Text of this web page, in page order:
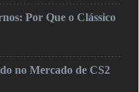
Por Que o Clássico
no Mercado de CS2